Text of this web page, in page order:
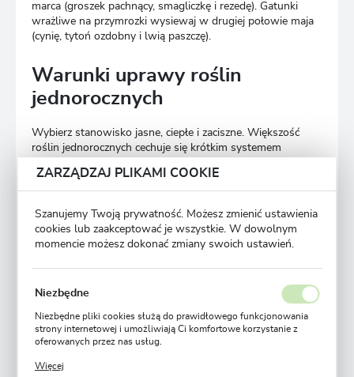
marca (groszek pachnący, smagliczkę i rezedę). Gatunki
wrażliwe na przymrozki wysiewaj w drugiej połowie maja
(cynię, tytoń ozdobny i lwią paszczę).
Warunki uprawy roślin
jednorocznych
Wybierz stanowisko jasne, ciepłe i zaciszne. Większość
roślin jednorocznych cechuje się krótkim systemem
sprawiając, że nie będzie za szybko przesychało.
Gliniastą, zbitą i słabo przepuszczalną ziemię rozluźnisz
oraz składniki odżywcze.
Inspiracje na rabaty – jakie
kolory i jakie kwiaty łączyć?
ZARZĄDZAJ PLIKAMI COOKIE
Szanujemy Twoją prywatność. Możesz zmienić ustawienia
cookies lub zaakceptować je wszystkie. W dowolnym
momencie możesz dokonać zmiany swoich ustawień.
Niezbędne
Niezbędne pliki cookies służą do prawidłowego funkcjonowania
strony internetowej i umożliwiają Ci komfortowe korzystanie z
oferowanych przez nas usług.
w celu m.in. dostosowania Twoich ustawień preferencji
Więcej